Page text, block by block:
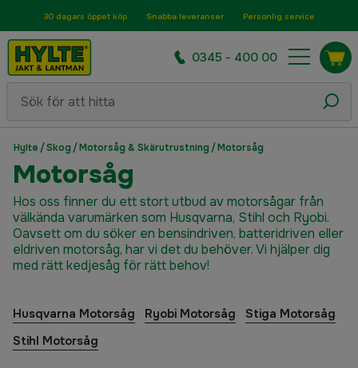
30 dagars öppet köp Snabba leveranser Personlig service
0345 - 400 00
Hylte /Skog /Motorsåg & Skärutrustning /Motorsåg
Motorsåg
Hos oss finner du ett stort utbud av motorsågar från
välkända varumärken som Husqvarna, Stihl och Ryobi.
Oavsett om du söker en bensindriven, batteridriven eller
eldriven motorsåg, har vi det du behöver. Vi hjälper dig
med rätt kedjesåg för rätt behov!
Husqvarna Motorsåg Ryobi Motorsåg
Stiga Motorsåg
Stihl Motorsåg